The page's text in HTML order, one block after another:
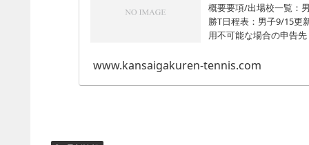
概要要項/出場校一覧：
勝T日程表：男子9/15更
用不可能な場合の申告
www.kansaigakuren-tennis.com